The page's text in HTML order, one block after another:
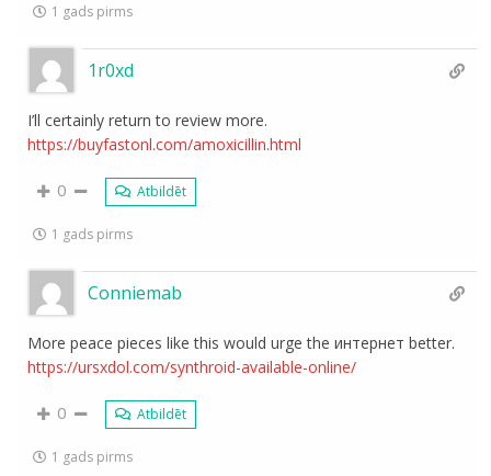
1 gads pirms
1r0xd
I’ll certainly return to review more.
https://buyfastonl.com/amoxicillin.html
0 Atbildēt
1 gads pirms
Conniemab
More peace pieces like this would urge the интернет better.
https://ursxdol.com/synthroid-available-online/
0 Atbildēt
1 gads pirms